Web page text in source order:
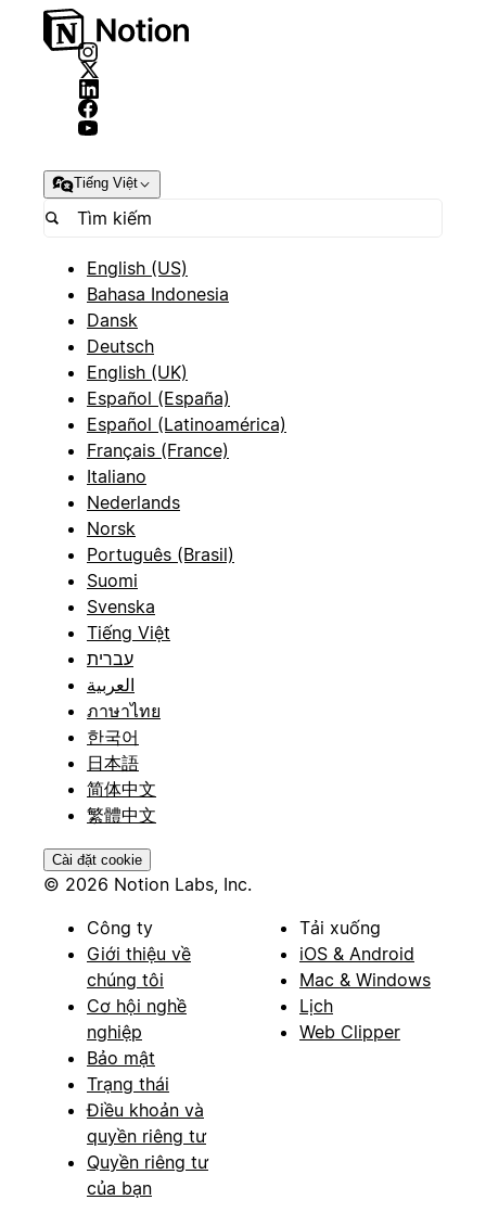
Tiếng Việt
English (US)
Bahasa Indonesia
Dansk
Deutsch
English (UK)
Español (España)
Español (Latinoamérica)
Français (France)
Italiano
Nederlands
Norsk
Português (Brasil)
Suomi
Svenska
Tiếng Việt
עברית
العربية
ภาษาไทย
한국어
日本語
简体中文
繁體中文
Cài đặt cookie
© 2026 Notion Labs, Inc.
Công ty
Giới thiệu về
chúng tôi
Cơ hội nghề
nghiệp
Bảo mật
Trạng thái
Điều khoản và
quyền riêng tư
Quyền riêng tư
của bạn
Tải xuống
iOS & Android
Mac & Windows
Lịch
Web Clipper